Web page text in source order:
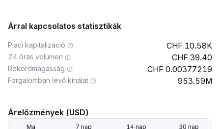
Árral kapcsolatos statisztikák
Piaci kapitalizáció 10.58K
24 órás volumen 39.40
Rekordmagasság 0.00377219
Forgalomban lévő kínálat 953.59M
Árelőzmények (USD)
Ma 7 nap 14 nap 30 nap